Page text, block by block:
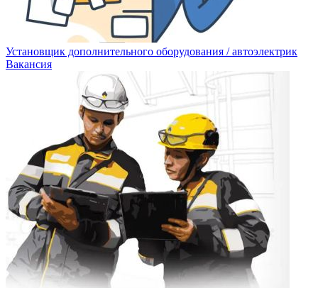
Установщик дополнительного оборудования / автоэлектрик
Вакансия